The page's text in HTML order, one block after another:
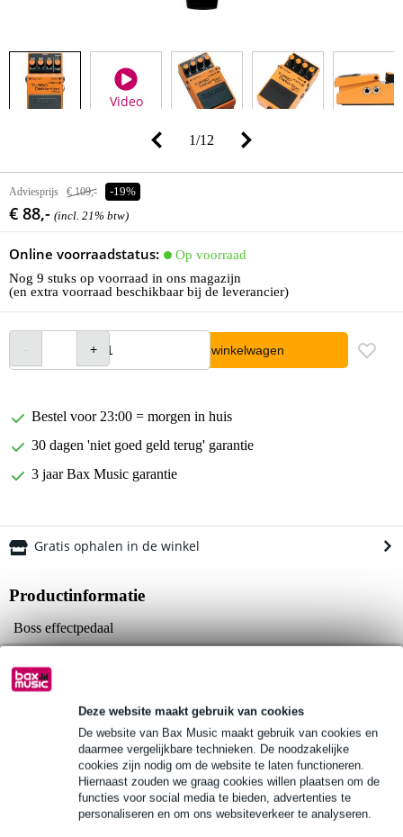
Deze website maakt gebruik van cookies
De website van Bax Music maakt gebruik van cookies en
daarmee vergelijkbare technieken. De noodzakelijke
cookies zijn nodig om de website te laten functioneren.
Hiernaast zouden we graag cookies willen plaatsen om de
functies voor social media te bieden, advertenties te
personaliseren en om ons websiteverkeer te analyseren.
Video
1/12
Adviesprijs € 109,- -19%
€ 88,- (incl. 21% btw)
Online voorraadstatus:
Op voorraad
Nog 9 stuks op voorraad in ons magazijn
(en extra voorraad beschikbaar bij de leverancier)
In winkelwagen
Bestel voor 23:00 = morgen in huis
30 dagen 'niet goed geld terug' garantie
3 jaar Bax Music garantie
Gratis ophalen in de winkel
Productinformatie
Boss effectpedaal
type: DS-2 Turbo Distortion
effect: distortion
Bekijk alle productspecificaties
Bekijk ook eens (1)